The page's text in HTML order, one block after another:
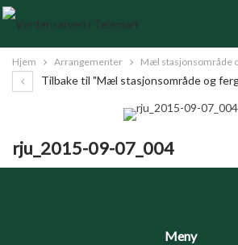
Skip
Content
Hjem Arrangementer Mæl stasjonsområde
Tilbake til "Mæl stasjonsområde og
rju_2015-09-07_004
Meny